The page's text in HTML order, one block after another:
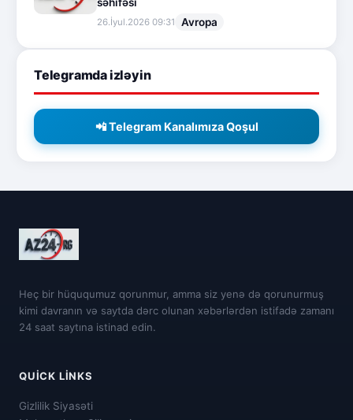
səhifəsi
26.İyul.2026 09:31 Avropa
Telegramda izləyin
📲 Telegram Kanalımıza Qoşul
Heç bir hüququmuz qorunmur, amma siz yenə də qorunurmuş
kimi davranın və saytda dərc olunan xəbərlərdən istifadə zamanı
24 saat saytına istinad edin.
QUICK LINKS
Gizlilik Siyasəti